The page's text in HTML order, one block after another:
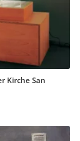
Kirche San